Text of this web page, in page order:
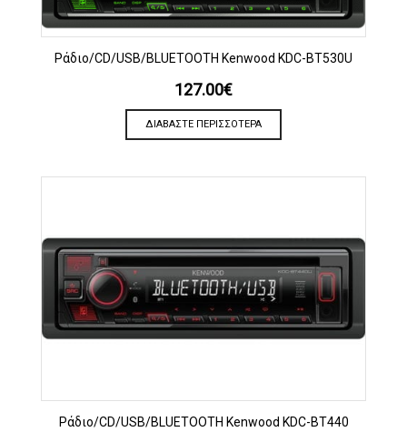
Ράδιο/CD/USB/BLUETOOTH Kenwood KDC-BT530U
127.00€
ΔΙΑΒΆΣΤΕ ΠΕΡΙΣΣΌΤΕΡΑ
Ράδιο/CD/USB/BLUETOOTH Kenwood KDC-BT440